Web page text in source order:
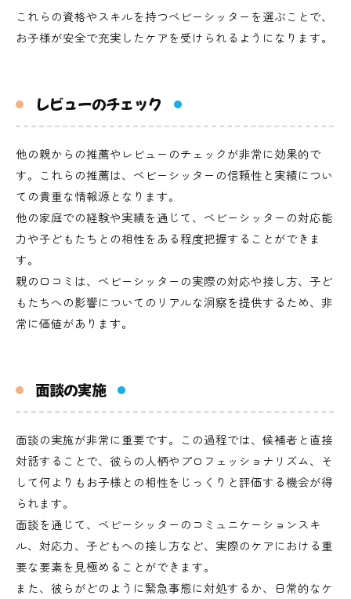
これらの資格やスキルを持つベビーシッターを選ぶことで、
お子様が安全で充実したケアを受けられるようになります。
レビューのチェック
他の親からの推薦やレビューのチェックが非常に効果的で
す。これらの推薦は、ベビーシッターの信頼性と実績につい
ての貴重な情報源となります。
他の家庭での経験や実績を通じて、ベビーシッターの対応能
力や子どもたちとの相性をある程度把握することができま
す。
親の口コミは、ベビーシッターの実際の対応や接し方、子ど
もたちへの影響についてのリアルな洞察を提供するため、非
常に価値があります。
面談の実施
面談の実施が非常に重要です。この過程では、候補者と直接
対話することで、彼らの人柄やプロフェッショナリズム、そ
して何よりもお子様との相性をじっくりと評価する機会が得
られます。
面談を通じて、ベビーシッターのコミュニケーションスキ
ル、対応力、子どもへの接し方など、実際のケアにおける重
要な要素を見極めることができます。
また、彼らがどのように緊急事態に対処するか、日常的なケ